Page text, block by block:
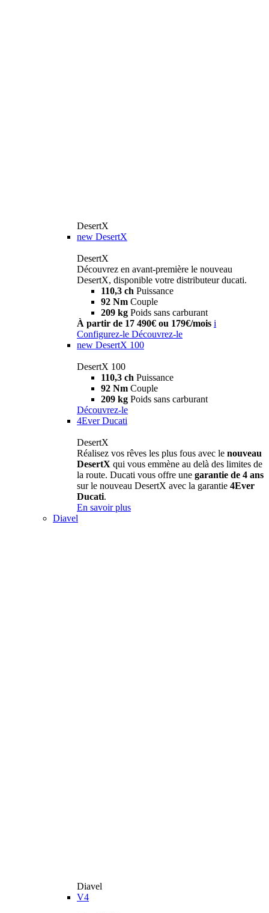
DesertX
new DesertX
DesertX
Découvrez en avant-première le nouveau
DesertX, disponible votre distributeur ducati.
110,3 ch Puissance
92 Nm Couple
209 kg Poids sans carburant
À partir de 17 490€ ou 179€/mois i
Configurez-le Découvrez-le
new DesertX 100
DesertX 100
110,3 ch Puissance
92 Nm Couple
209 kg Poids sans carburant
Découvrez-le
4Ever Ducati
DesertX
Réalisez vos rêves les plus fous avec le nouveau
DesertX qui vous emmène au delà des limites de
la route. Ducati vous offre une garantie de 4 ans
sur le nouveau DesertX avec la garantie 4Ever
Ducati.
En savoir plus
Diavel
Diavel
V4